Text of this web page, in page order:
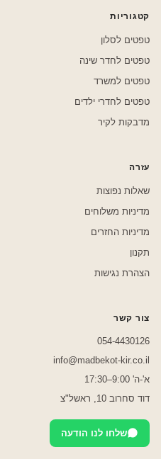
קטגוריות
טפטים לסלון
טפטים לחדר שינה
טפטים למשרד
טפטים לחדרי ילדים
מדבקות לקיר
עזרה
שאלות נפוצות
מדיניות משלוחים
מדיניות החזרים
תקנון
הצהרת נגישות
צור קשר
054-4430126
info@madbekot-kir.co.il
א'-ה' 9:00–17:30
דוד סחרוב 10, ראשל"צ
שלחו לנו הודעה